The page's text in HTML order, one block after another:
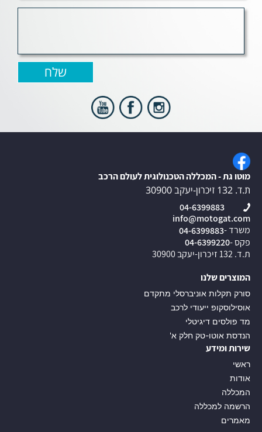
מוטו גת - המכללה הטכנולוגית לעולם הרכב
ת.ד. 132 זיכרון-יעקב 30900
04-6399883
info@motogat.com
משרד -04-6399883
פקס -04-6399220
ת.ד. 132 זיכרון-יעקב 30900
המוצרים שלנו
סורק תקלות אוניברסלי מתקדם
אוסילוסקופ ייעודי לרכב
מד פולסים דיגיטלי
הנדסת אוטו-טק חלק א'
שירות ומידע
ראשי
אודות
המכללה
הרשמה למכללה
מאמרים